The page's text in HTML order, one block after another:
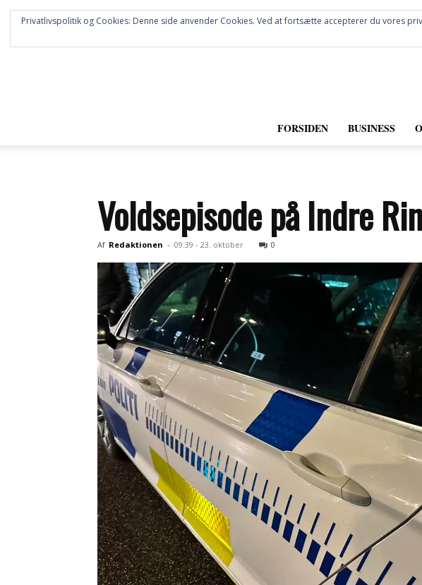
FORSIDEN BUSINESS
Voldsepisode på Indre
Af Redaktionen - 09:39 - 23. oktober 0
Privatlivspolitik og Cookies: Denne side anvender Cookies. Ved at fortsætte accepterer du vores